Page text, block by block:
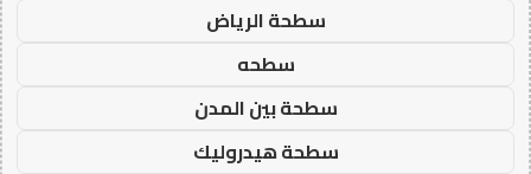
سطحة الرياض
سطحه
سطحة بين المدن
سطحة هيدروليك